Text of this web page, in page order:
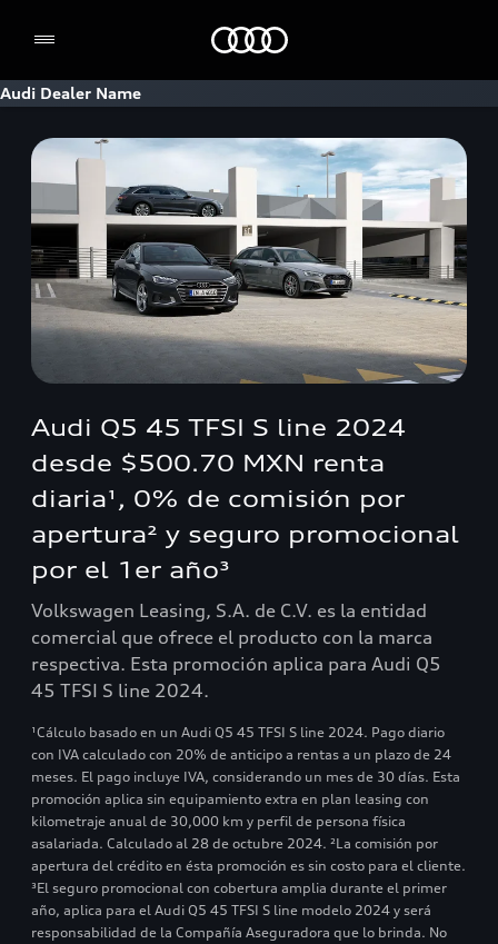
Audi Dealer Name
Audi Q5 45 TFSI S line 2024
desde $500.70 MXN renta
diaria¹, 0% de comisión por
apertura² y seguro promocional
por el 1er año³
Volkswagen Leasing, S.A. de C.V. es la entidad
comercial que ofrece el producto con la marca
respectiva. Esta promoción aplica para Audi Q5
45 TFSI S line 2024.
¹Cálculo basado en un Audi Q5 45 TFSI S line 2024. Pago diario
con IVA calculado con 20% de anticipo a rentas a un plazo de 24
meses. El pago incluye IVA, considerando un mes de 30 días. Esta
promoción aplica sin equipamiento extra en plan leasing con
kilometraje anual de 30,000 km y perfil de persona física
asalariada. Calculado al 28 de octubre 2024. ²La comisión por
apertura del crédito en ésta promoción es sin costo para el cliente.
³El seguro promocional con cobertura amplia durante el primer
año, aplica para el Audi Q5 45 TFSI S line modelo 2024 y será
responsabilidad de la Compañía Aseguradora que lo brinda. No